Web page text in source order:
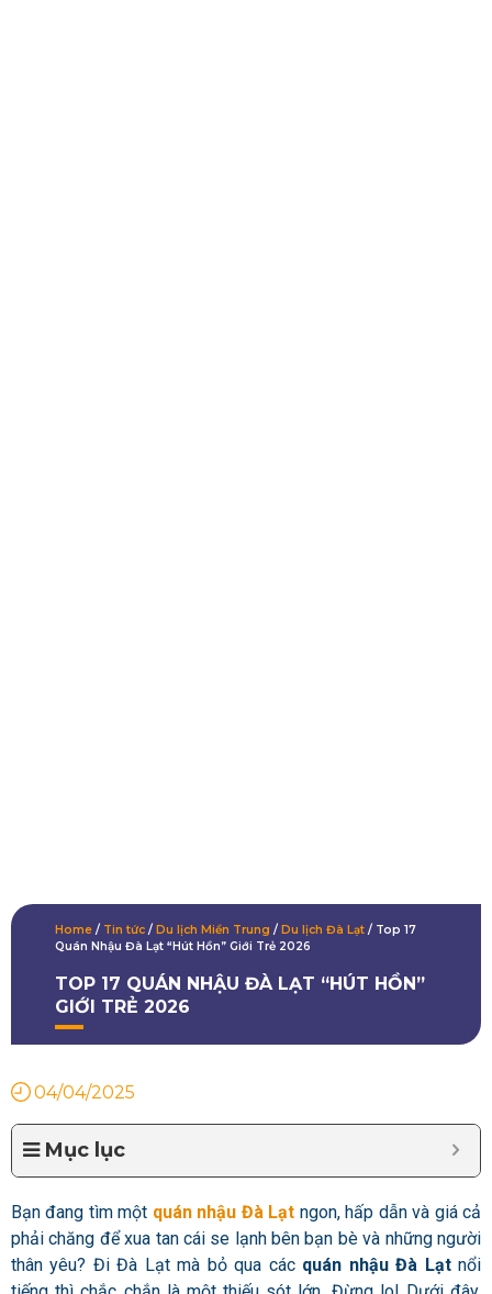
Home / Tin tức / Du lịch Miền Trung / Du lịch Đà Lạt / Top 17
Quán Nhậu Đà Lạt “Hút Hồn” Giới Trẻ 2026
TOP 17 QUÁN NHẬU ĐÀ LẠT “HÚT HỒN”
GIỚI TRẺ 2026
04/04/2025
Mục lục
Bạn đang tìm một quán nhậu Đà Lạt ngon, hấp dẫn và giá cả
phải chăng để xua tan cái se lạnh bên bạn bè và những người
thân yêu? Đi Đà Lạt mà bỏ qua các quán nhậu Đà Lạtnổi